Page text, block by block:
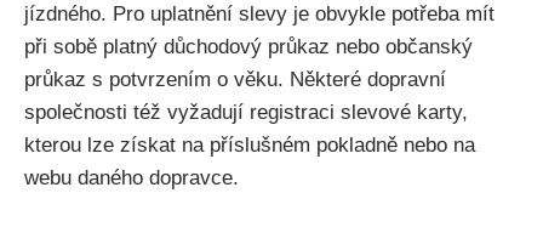
jízdného.⁢ Pro uplatnění slevy je obvykle ⁤potřeba mít
při sobě‌ platný důchodový průkaz nebo občanský
průkaz s potvrzením o věku. Některé‍ dopravní ​
společnosti⁢ též vyžadují registraci slevové karty,
kterou lze‍ získat na příslušném pokladně nebo na
webu daného dopravce.